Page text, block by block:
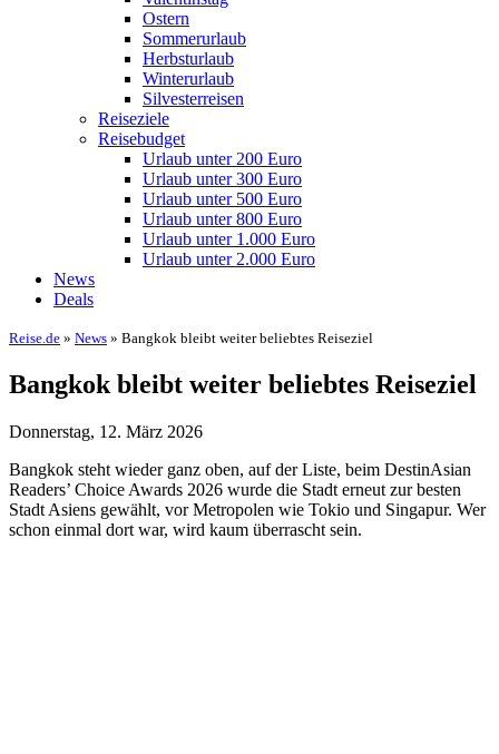
Ostern
Sommerurlaub
Herbsturlaub
Winterurlaub
Silvesterreisen
Reiseziele
Reisebudget
Urlaub unter 200 Euro
Urlaub unter 300 Euro
Urlaub unter 500 Euro
Urlaub unter 800 Euro
Urlaub unter 1.000 Euro
Urlaub unter 2.000 Euro
News
Deals
Reise.de » News » Bangkok bleibt weiter beliebtes Reiseziel
Bangkok bleibt weiter beliebtes Reiseziel
Donnerstag, 12. März 2026
Bangkok steht wieder ganz oben, auf der Liste, beim DestinAsian
Readers’ Choice Awards 2026 wurde die Stadt erneut zur besten
Stadt Asiens gewählt, vor Metropolen wie Tokio und Singapur. Wer
schon einmal dort war, wird kaum überrascht sein.